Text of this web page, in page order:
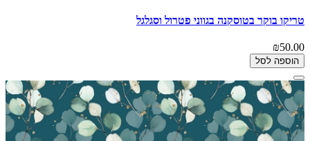
טריקו בוקר בטוסקנה בגווני פטרול וסגלגל
₪50.00
הוספה לסל